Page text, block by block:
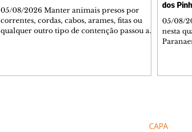
05/08/2026 Manter animais presos por
correntes, cordas, cabos, arames, fitas ou
qualquer outro tipo de contenção passou a
dos
05/08/
nesta
CAPA